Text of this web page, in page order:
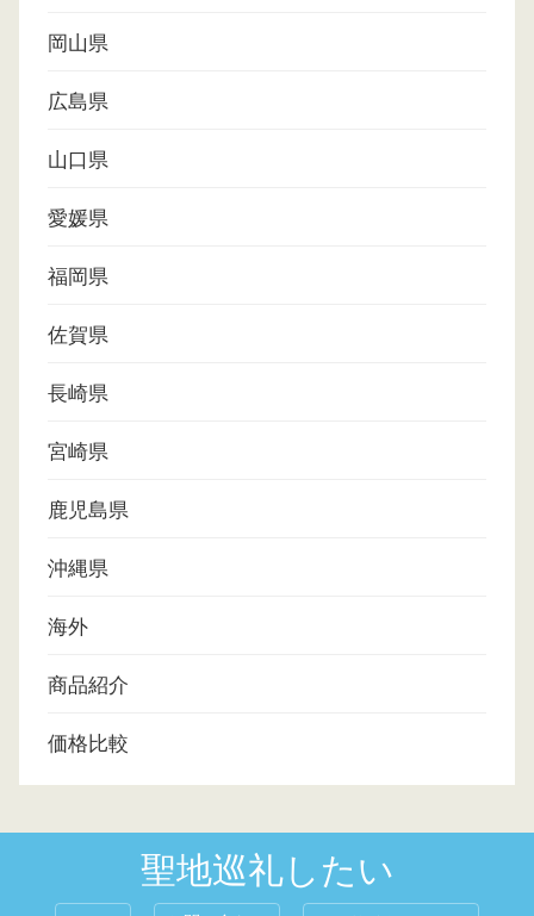
岡山県
広島県
山口県
愛媛県
福岡県
佐賀県
長崎県
宮崎県
鹿児島県
沖縄県
海外
商品紹介
価格比較
聖地巡礼したい